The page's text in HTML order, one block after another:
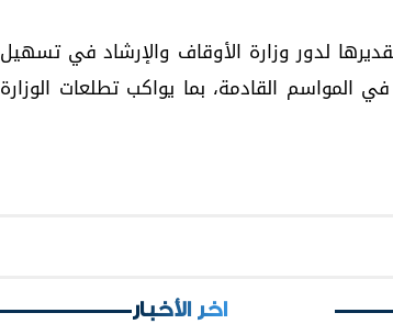
لدور وزارة الأوقاف والإرشاد في تسهيل
المواسم القادمة، بما يواكب تطلعات الوزارة
اخر الأخبار